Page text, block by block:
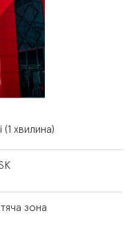
(1 хвилина)
зона